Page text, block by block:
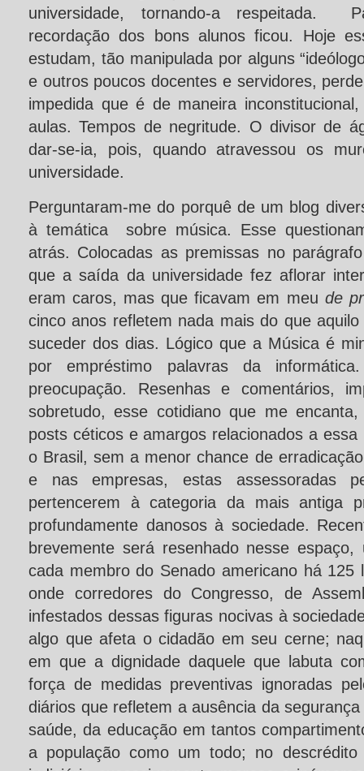
universidade, tornando-a respeitada.
recordação dos bons alunos ficou. Hoje
estudam, tão manipulada por alguns
e outros poucos docentes e servidores,
impedida que é de maneira
aulas. Tempos de negritude. O divisor de
dar-se-ia, pois, quando atravessou os
universidade.
Perguntaram-me do porquê de um blog
à temática sobre música. Esse
atrás. Colocadas as premissas no
que a saída da universidade fez aflorar
eram caros, mas que ficavam em meu de
cinco anos refletem nada mais do que
suceder dos dias. Lógico que a Música é
por empréstimo palavras da
preocupação. Resenhas e comentários,
sobretudo, esse cotidiano que me
posts céticos e amargos relacionados a
o Brasil, sem a menor chance de
e nas empresas, estas assessoradas
pertencerem à categoria da mais antiga
profundamente danosos à sociedade.
brevemente será resenhado nesse
cada membro do Senado americano há 125
onde corredores do Congresso, de
infestados dessas figuras nocivas à
algo que afeta o cidadão em seu cerne;
em que a dignidade daquele que labuta
força de medidas preventivas ignoradas
diários que refletem a ausência da
saúde, da educação em tantos
a população como um todo; no